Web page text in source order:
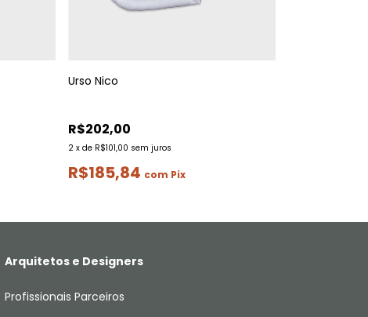
Urso Nico
R$202,00
2 x de R$101,00 sem juros
R$185,84 com Pix
Arquitetos e Designers
Profissionais Parceiros